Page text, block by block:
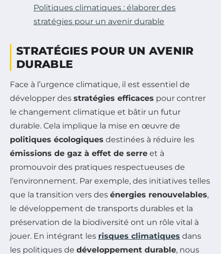
Politiques climatiques : élaborer des
stratégies pour un avenir durable
STRATÉGIES POUR UN AVENIR
DURABLE
Face à l’urgence climatique, il est essentiel de
développer des stratégies efficaces pour contrer
le changement climatique et bâtir un futur
durable. Cela implique la mise en œuvre de
politiques écologiques destinées à réduire les
émissions de gaz à effet de serre et à
promouvoir des pratiques respectueuses de
l’environnement. Par exemple, des initiatives telles
que la transition vers des énergies renouvelables,
le développement de transports durables et la
préservation de la biodiversité ont un rôle vital à
jouer. En intégrant les risques climatiques dans
les politiques de développement durable, nous